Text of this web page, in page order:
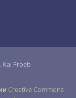
Froeb
Creative Commons .